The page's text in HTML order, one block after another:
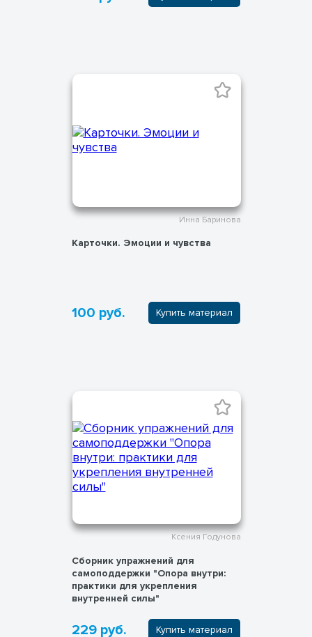
Инна Баринова
Карточки. Эмоции и чувства
100 руб. Купить материал
Ксения Годунова
Сборник упражнений для
самоподдержки "Опора внутри:
практики для укрепления
внутренней силы"
229 руб. Купить материал